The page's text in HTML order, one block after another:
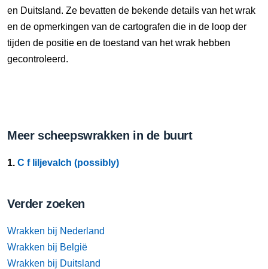
en Duitsland. Ze bevatten de bekende details van het wrak
en de opmerkingen van de cartografen die in de loop der
tijden de positie en de toestand van het wrak hebben
gecontroleerd.
Meer scheepswrakken in de buurt
1. C f liljevalch (possibly)
Verder zoeken
Wrakken bij Nederland
Wrakken bij België
Wrakken bij Duitsland